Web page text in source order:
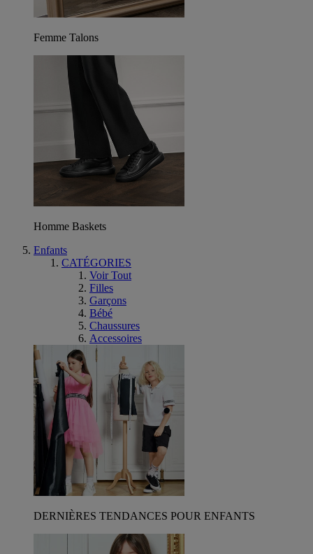
Femme Talons
Homme Baskets
Enfants
CATÉGORIES
Voir Tout
Filles
Garçons
Bébé
Chaussures
Accessoires
DERNIÈRES TENDANCES POUR ENFANTS